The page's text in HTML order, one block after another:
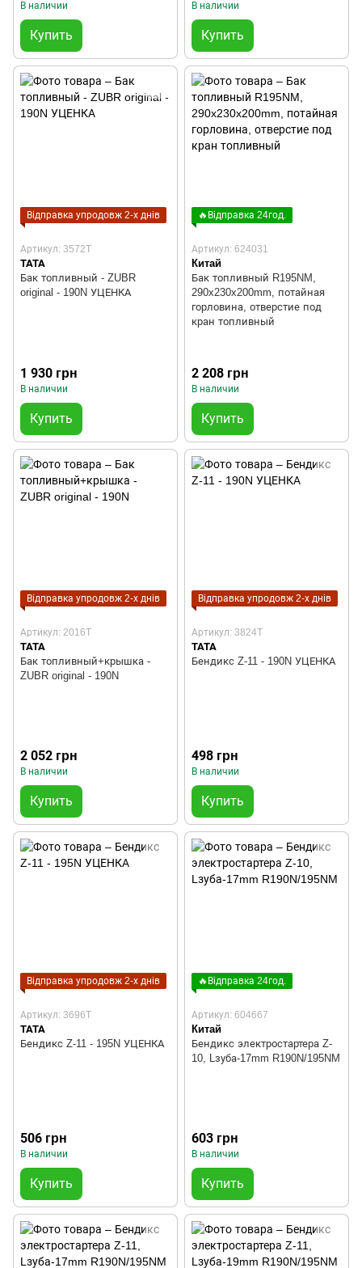
В наличии
Купить
В наличии
Купить
Відправка упродовж 2-х днів
Артикул: 3572T
TATA
Бак топливный - ZUBR
original - 190N УЦЕНКА
1 930 грн
В наличии
Купить
🔥Відправка 24год.
Артикул: 624031
Китай
Бак топливный R195NM,
290x230x200mm, потайная
горловина, отверстие под
кран топливный
2 208 грн
В наличии
Купить
Відправка упродовж 2-х днів
Артикул: 2016T
TATA
Бак топливный+крышка -
ZUBR original - 190N
2 052 грн
В наличии
Купить
Відправка упродовж 2-х днів
Артикул: 3824T
TATA
Бендикс Z-11 - 190N УЦЕНКА
498 грн
В наличии
Купить
Відправка упродовж 2-х днів
Артикул: 3696T
TATA
Бендикс Z-11 - 195N УЦЕНКА
506 грн
В наличии
Купить
🔥Відправка 24год.
Артикул: 604667
Китай
Бендикс электростартера Z-
10, Lзуба-17mm R190N/195NM
603 грн
В наличии
Купить